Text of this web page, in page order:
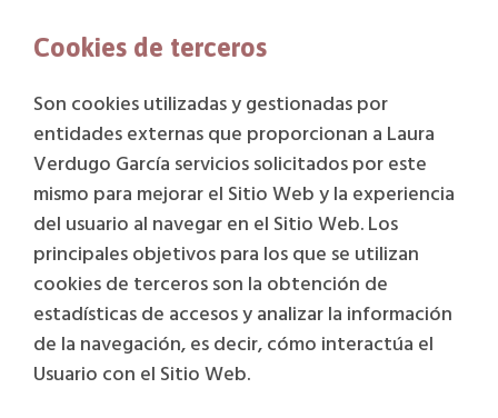
Cookies de terceros
Son cookies utilizadas y gestionadas por
entidades externas que proporcionan a Laura
Verdugo García servicios solicitados por este
mismo para mejorar el Sitio Web y la experiencia
del usuario al navegar en el Sitio Web. Los
principales objetivos para los que se utilizan
cookies de terceros son la obtención de
estadísticas de accesos y analizar la información
de la navegación, es decir, cómo interactúa el
Usuario con el Sitio Web.